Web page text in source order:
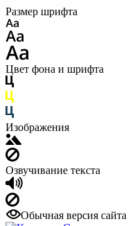
Размер шрифта
Цвет фона и шрифта
Изображения
Озвучивание текста
Обычная версия сайта